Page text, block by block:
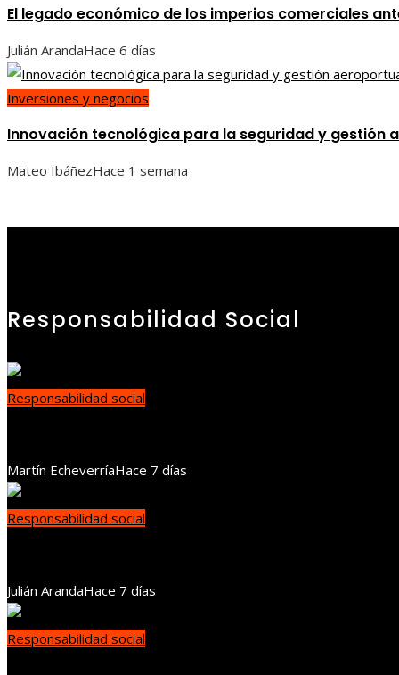
El legado económico de los imperios comerciales
Julián ArandaHace 6 días
Inversiones y negocios
Innovación tecnológica para la seguridad y gestión
Mateo IbáñezHace 1 semana
Responsabilidad Social
Responsabilidad social
Martín EcheverríaHace 7 días
Responsabilidad social
Julián ArandaHace 7 días
Responsabilidad social